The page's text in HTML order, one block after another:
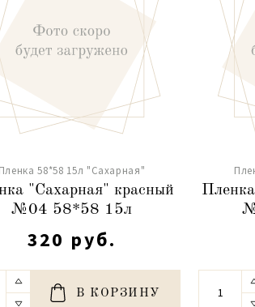
Пленка 58*58 15л "Сахарная"
"Сахарная" красный
№04 58*58 15л
320 руб.
В КОРЗИНУ